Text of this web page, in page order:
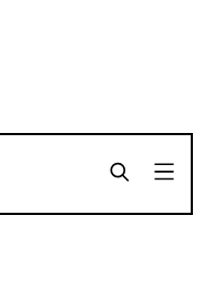
SHARE
SHARE